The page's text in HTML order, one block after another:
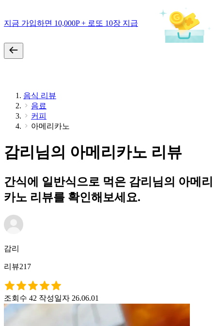
지금 가입하면 10,000P + 로또 10장 지급
음식 리뷰
음료
커피
아메리카노
감리님의 아메리카노 리뷰
간식에 일반식으로 먹은 감리님의 아메리
카노 리뷰를 확인해보세요.
감리
리뷰217
조회수 42 작성일자 26.06.01